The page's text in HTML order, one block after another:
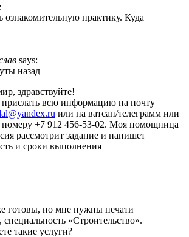
ознакомительную практику. Куда
says:
назад
здравствуйте!
всю информацию на почту
или на ватсап/телеграмм или
номеру +7 912 456-53-02. Моя помощница
рассмотрит задание и напишет
и сроки выполнения
готовы, но мне нужны печати
специальность «Строительство».
такие услуги?